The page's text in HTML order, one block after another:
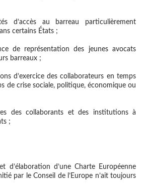
d’accès au barreau particulièrement
certains États ;
de représentation des jeunes avocats
barreaux ;
d’exercice des collaborateurs en temps
de crise sociale, politique, économique ou
des collaborants et des institutions à
;
d’élaboration d’une Charte Européenne
par le Conseil de l’Europe n’ait toujours